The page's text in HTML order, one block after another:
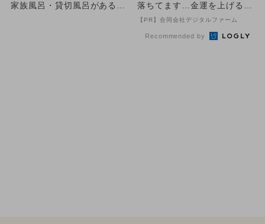
家族風呂・貸切風呂がある日
落ちてます…金運を上げる方
法とは
【PR】合同会社デジタルファーム
Recommended by